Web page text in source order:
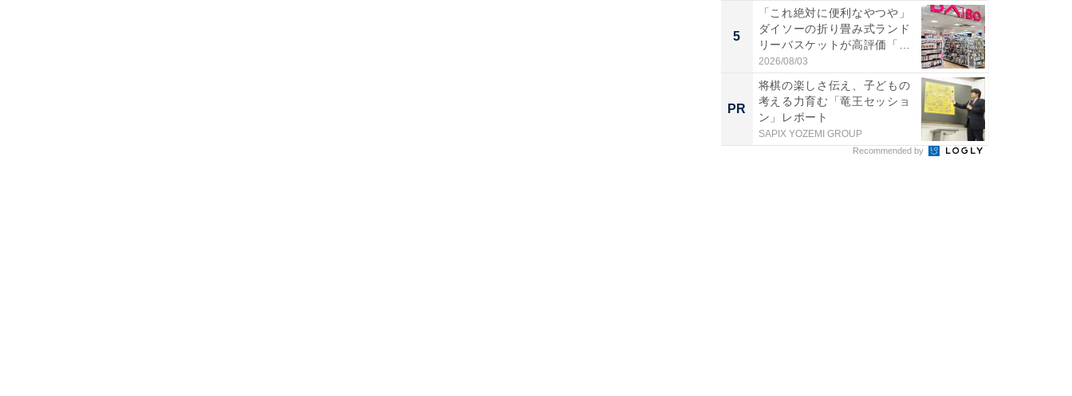
5
「これ絶対に便利なやつや」
ダイソーの折り畳み式ランド
リーバスケットが高評価「使
わ...
2026/08/03
PR
将棋の楽しさ伝え、子どもの
考える力育む「竜王セッショ
ン」レポート
SAPIX YOZEMI GROUP
Recommended by